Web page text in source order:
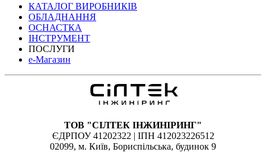
КАТАЛОГ ВИРОБНИКІВ
ОБЛАДНАННЯ
ОСНАСТКА
ІНСТРУМЕНТ
ПОСЛУГИ
е-Магазин
ТОВ "СІЛТЕК ІНЖИНІРИНГ"
ЄДРПОУ 41202322 | ІПН 412023226512
02099, м. Київ, Бориспільська, будинок 9